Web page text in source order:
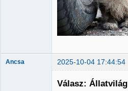
Ancsa 2025-10-04 17:44:54
Válasz: Állatvilág